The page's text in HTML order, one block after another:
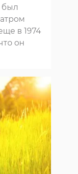
был
в 1974
он